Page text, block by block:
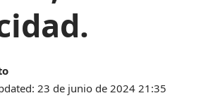
23 de junio de 2024 21:35